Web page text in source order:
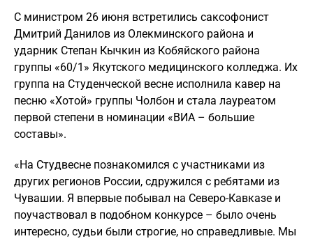
С министром 26 июня встретились саксофонист
Дмитрий Данилов из Олекминского района и
ударник Степан Кычкин из Кобяйского района
группы «60/1» Якутского медицинского колледжа. Их
группа на Студенческой весне исполнила кавер на
песню «Хотой» группы Чолбон и стала лауреатом
первой степени в номинации «ВИА – большие
составы».
«На Студвесне познакомился с участниками из
других регионов России, сдружился с ребятами из
Чувашии. Я впервые побывал на Северо-Кавказе и
поучаствовал в подобном конкурсе – было очень
интересно, судьи были строгие, но справедливые. Мы